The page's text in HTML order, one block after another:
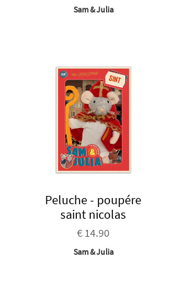
Sam & Julia
Peluche - poupére
saint nicolas
€ 14.90
Sam & Julia